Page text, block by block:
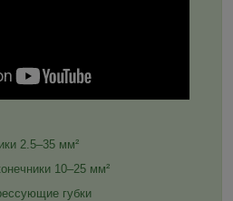
2.5–35 мм²
10–25 мм²
губки